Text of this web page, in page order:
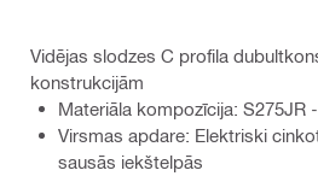
Vidējas slodzes C profila
konstrukcijām
Materiāla kompozīcija: S275JR
Virsmas apdare: Elektriski
sausās iekštelpās